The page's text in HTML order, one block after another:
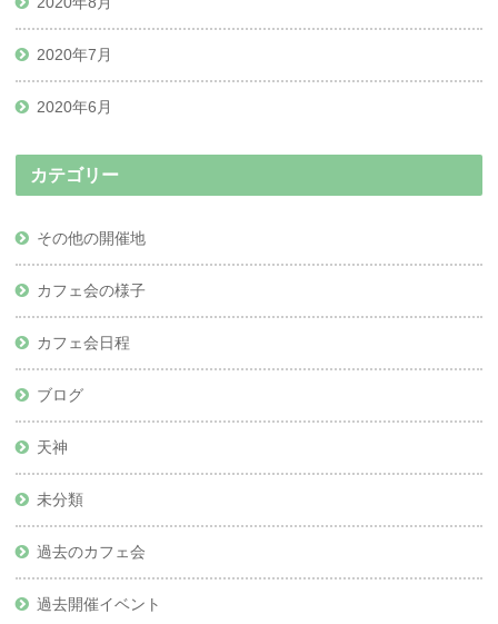
2020年7月
2020年6月
カテゴリー
その他の開催地
カフェ会の様子
カフェ会日程
ブログ
天神
未分類
過去のカフェ会
過去開催イベント